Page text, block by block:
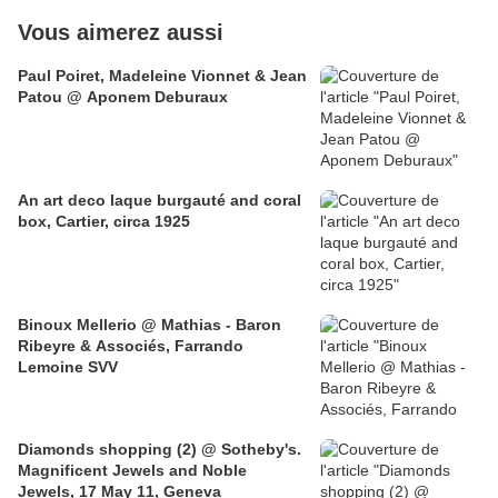
Vous aimerez aussi
Paul Poiret, Madeleine Vionnet & Jean
Patou @ Aponem Deburaux
An art deco laque burgauté and coral
box, Cartier, circa 1925
Binoux Mellerio @ Mathias - Baron
Ribeyre & Associés, Farrando
Lemoine SVV
Diamonds shopping (2) @ Sotheby's.
Magnificent Jewels and Noble
Jewels, 17 May 11, Geneva